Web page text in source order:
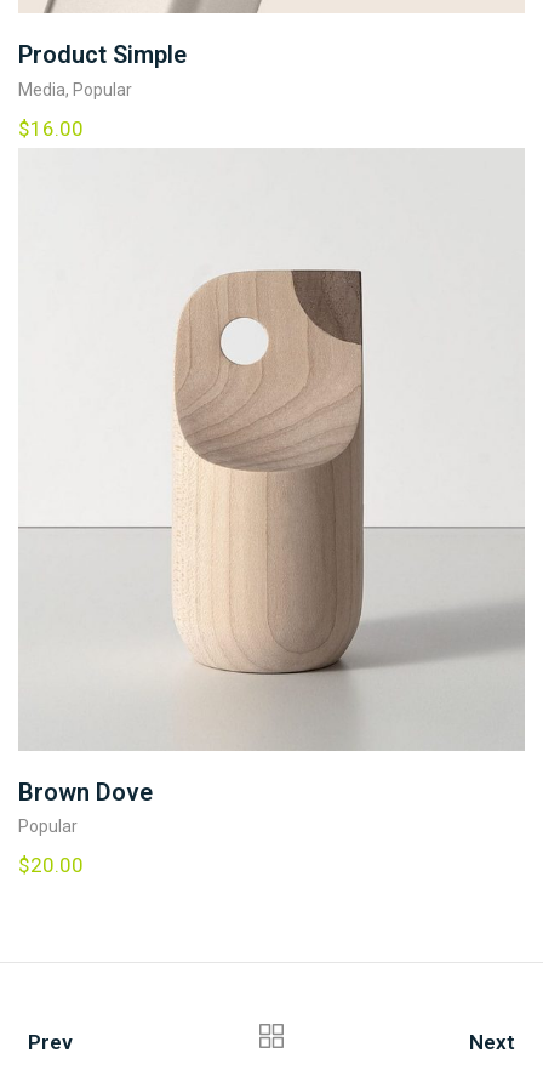
Product Simple
Media, Popular
$16.00
Brown Dove
Popular
$20.00
Prev Next